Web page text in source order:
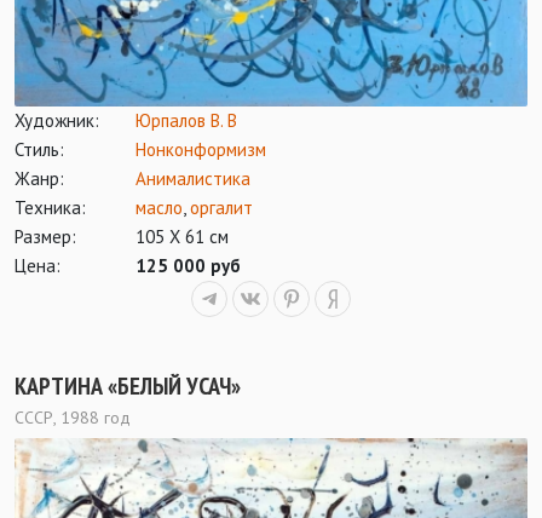
Художник:
Юрпалов В. В
Стиль:
Нонконформизм
Жанр:
Анималистика
Техника:
масло,оргалит
Размер:
105 Х 61 см
Цена:
125 000 руб
КАРТИНА «БЕЛЫЙ УСАЧ»
СССР, 1988 год